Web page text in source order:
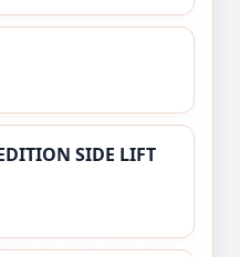
SIDE LIFT